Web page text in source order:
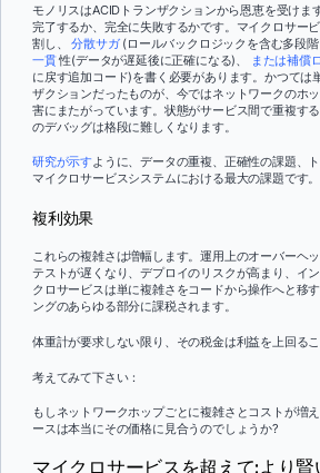
モノリスはACIDトランザクションから恩恵を受けま
完了するか、完全に失敗するかです。マイクロサー
割し、分散サガ(ロールバックロジックを含む多段
一貫性(データが遅延後に正確になる)、 または補償
に戻す追加コード)を書く必要があります。かつては
ザクションだったものが、今ではネットワークのホ
害にまたがっています。状態がサービス間で重複す
のデバッグは格段に難しくなります。
研究が示すように、データの重複、正確性の課題、
マイクロサービスシステムにおける最大の課題です。
複利効果
これらの複雑さは増幅します。運用上のオーバーヘ
テストが遅くなり、デプロイのリスクが高まり、イ
クロサービスは単に複雑さをコードから操作へと移
ングのあらゆる部分に課税されます。
体重計が要求しない限り、その税金は利益を上回る
考えてみて下さい：
もしネットワークホップごとに複雑さとコストが増
ースは本当にその価格に見合うのでしょうか?
マイクロサービスを超えて:より賢